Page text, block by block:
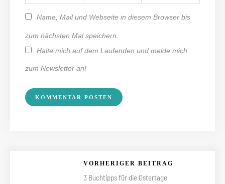
Name, Mail und Webseite in diesem Browser bis
zum nächsten Mal speichern.
Halte mich auf dem Laufenden und melde mich
zum Newsletter an!
VORHERIGER BEITRAG
3 Buchtipps für die Ostertage